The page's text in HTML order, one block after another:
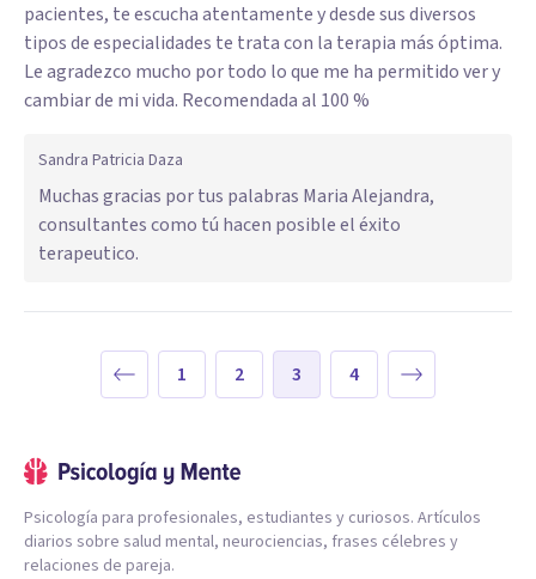
pacientes, te escucha atentamente y desde sus diversos
tipos de especialidades te trata con la terapia más óptima.
Le agradezco mucho por todo lo que me ha permitido ver y
cambiar de mi vida. Recomendada al 100 %
Sandra Patricia Daza
Muchas gracias por tus palabras Maria Alejandra,
consultantes como tú hacen posible el éxito
terapeutico.
1 2 3 4
Psicología para profesionales, estudiantes y curiosos. Artículos
diarios sobre salud mental, neurociencias, frases célebres y
relaciones de pareja.